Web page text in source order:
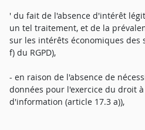
' du fait de l'absence d'intérêt
un tel traitement, et de la
sur les intérêts économiques des
f) du RGPD),
- en raison de l'absence de
données pour l'exercice du droit
d'information (article 17.3 a)),